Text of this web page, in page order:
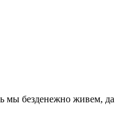
мы безденежно живем,